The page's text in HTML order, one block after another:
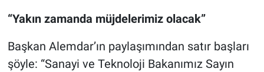
“Yakın zamanda müjdelerimiz olacak”
Başkan Alemdar’ın paylaşımından satır başları
şöyle: “Sanayi ve Teknoloji Bakanımız Sayın